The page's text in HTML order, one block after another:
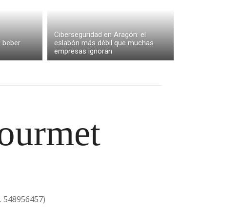
beber
Ciberseguridad en Aragón: el
eslabón más débil que muchas
empresas ignoran